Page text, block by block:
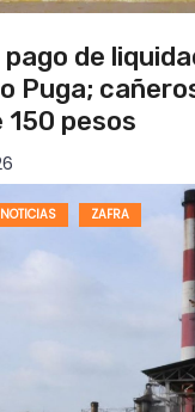
de
Puga;
pesos
NOTICIAS ZAFRA